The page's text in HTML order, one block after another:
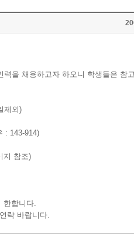
을 채용하고자 하오니 학생들은 참
제외)
: 143-914)
지 참조)
한합니다.
락 바랍니다.